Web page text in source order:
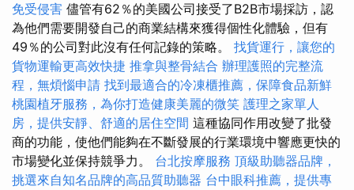
免受侵害 儘管有62％的美國公司接受了B2B市場採訪，認
為他們需要開發自己的商業結構來獲得個性化體驗，但有
49％的公司對此沒有任何記錄的策略。 找貨運行，讓您的
貨物運輸更高效快捷 推拿與整骨結合 辦理護照的完整流
程，無煩惱申請 找到最適合的冷凍櫃推薦，保障食品新鮮
桃園植牙服務，為你打造健康美麗的微笑 護理之家單人
房，提供安靜、舒適的居住空間 這種協同作用改變了批發
商的功能，使他們能夠在不斷發展的行業環境中響應更快的
市場變化並保持競爭力。 台北按摩服務 頂級助聽器品牌，
挑選來自知名品牌的高品質助聽器 台中眼科推薦，提供專